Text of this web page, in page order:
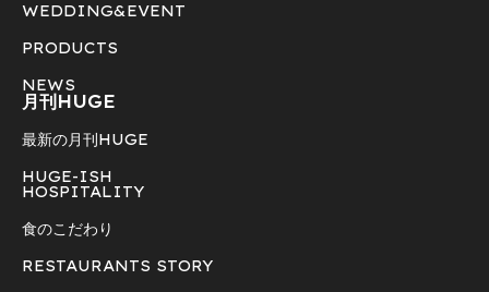
WEDDING&EVENT
PRODUCTS
NEWS
月刊HUGE
最新の月刊HUGE
HUGE-ISH
HOSPITALITY
食のこだわり
RESTAURANTS STORY